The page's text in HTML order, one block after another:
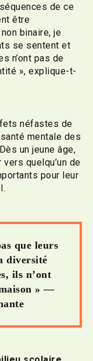
de ce
être
binaire, je
se sentent et
n’ont pas de
», explique-t-
néfastes de
mentale des
un jeune âge,
quelqu’un de
pour leur
que leurs
diversité
ils n’ont
» —